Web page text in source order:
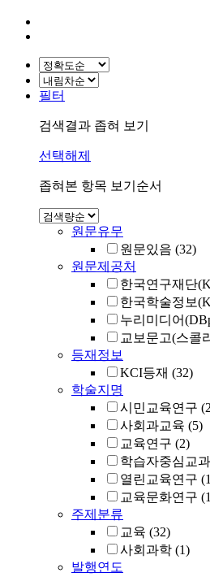
필터
검색결과 좁혀 보기
선택해제
좁혀본 항목 보기순서
원문유무
원문있음 (32)
원문제공처
한국연구재단
한국학술정보
누리미디어
교보문고(스콜
등재정보
KCI등재 (32)
학술지명
시민교육연구
사회과교육 (5)
교육연구 (2)
학습자중심교
열린교육연구
교육문화연구
주제분류
교육 (32)
사회과학 (1)
발행연도